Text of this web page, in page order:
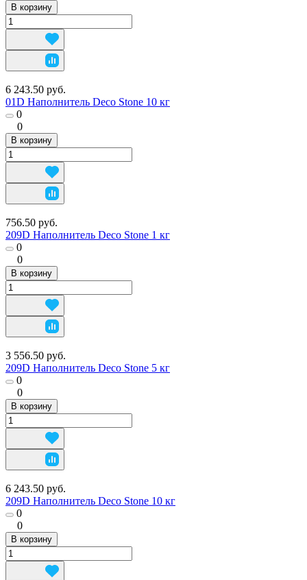
В корзину
6 243.50 руб.
01D Наполнитель Deco Stone 10 кг
0
0
В корзину
756.50 руб.
209D Наполнитель Deco Stone 1 кг
0
0
В корзину
3 556.50 руб.
209D Наполнитель Deco Stone 5 кг
0
0
В корзину
6 243.50 руб.
209D Наполнитель Deco Stone 10 кг
0
0
В корзину